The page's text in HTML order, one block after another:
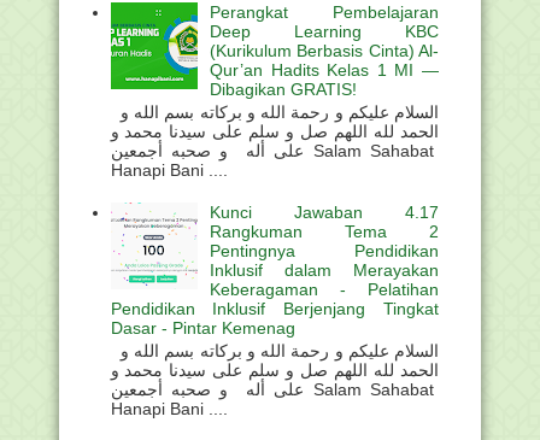
Perangkat Pembelajaran
Deep Learning KBC
(Kurikulum Berbasis Cinta) Al-
Qur’an Hadits Kelas 1 MI —
Dibagikan GRATIS!
الحمد لله اللهم صل و سلم على سيدنا محمد و
على أله و صحبه أجمعين Salam Sahabat
Hanapi Bani ....
Kunci Jawaban 4.17
Rangkuman Tema 2
Pentingnya Pendidikan
Inklusif dalam Merayakan
Keberagaman - Pelatihan
Pendidikan Inklusif Berjenjang Tingkat
Dasar - Pintar Kemenag
الحمد لله اللهم صل و سلم على سيدنا محمد و
على أله و صحبه أجمعين Salam Sahabat
Hanapi Bani ....